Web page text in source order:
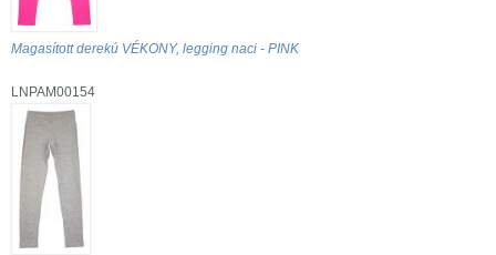
Magasított derekú VÉKONY, legging naci - PINK
LNPAM00154